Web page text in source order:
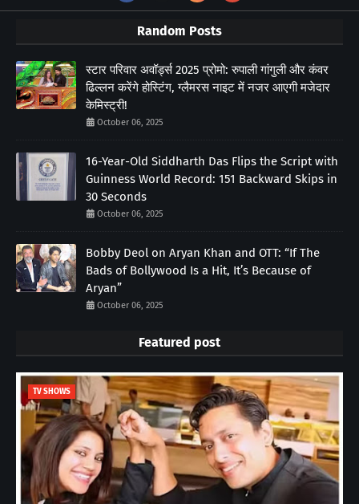
Random Posts
स्टार परिवार अवॉर्ड्स 2025 प्रोमो: रुपाली गांगुली और कंवर
ढिल्लन करेंगे होस्टिंग, ग्लैमरस नाइट में नजर आएगी मजेदार
केमिस्ट्री!
October 06, 2025
16-Year-Old Siddharth Das Flips the Script with
Guinness World Record: 151 Backward Skips in
30 Seconds
October 06, 2025
Bobby Deol on Aryan Khan and OTT: “If The
Bads of Bollywood Is a Hit, It’s Because of
Aryan”
October 06, 2025
Featured post
TV SHOWS